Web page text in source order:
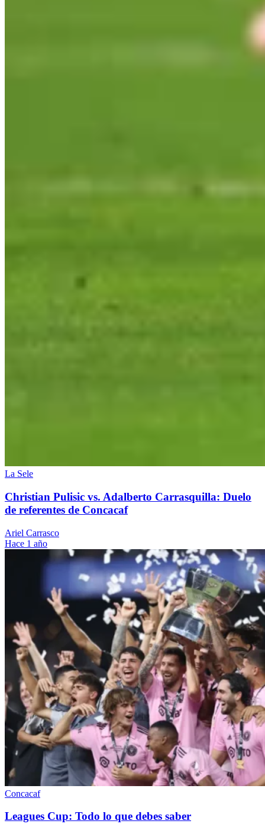
La Sele
Christian Pulisic vs. Adalberto Carrasquilla: Duelo
de referentes de Concacaf
Ariel Carrasco
Hace 1 año
Concacaf
Leagues Cup: Todo lo que debes saber